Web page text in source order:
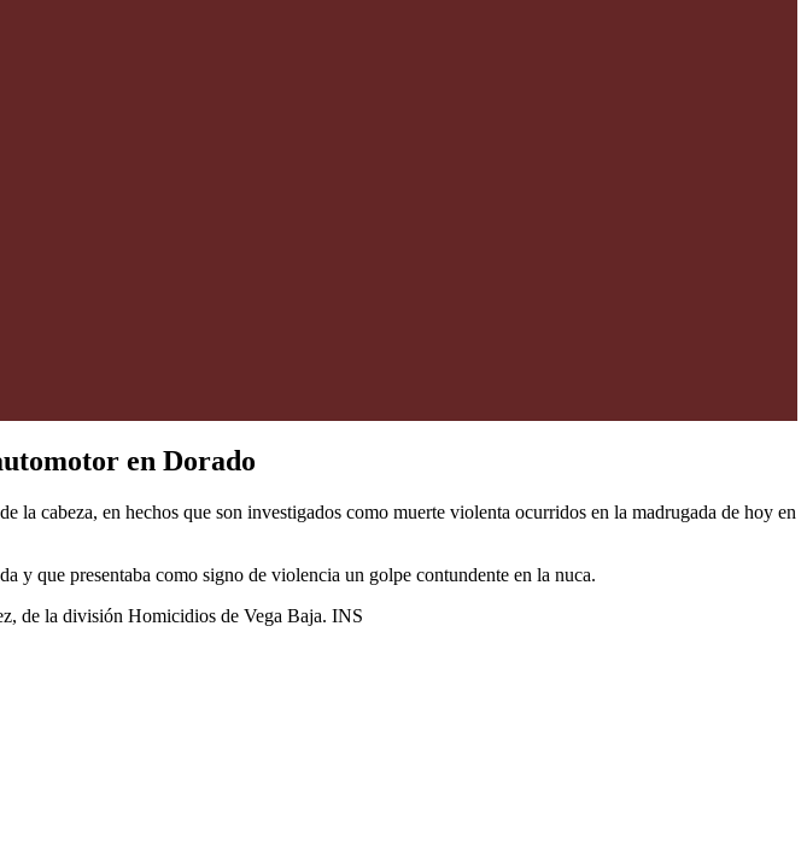
en Dorado
cabeza, en hechos que son investigados como muerte violenta ocurridos en la madrugada de hoy en
y que presentaba como signo de violencia un golpe contundente en la nuca.
de la división Homicidios de Vega Baja. INS